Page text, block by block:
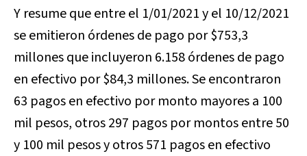
Y resume que entre el 1/01/2021 y el 10/12/2021
se emitieron órdenes de pago por $753,3
millones que incluyeron 6.158 órdenes de pago
en efectivo por $84,3 millones. Se encontraron
63 pagos en efectivo por monto mayores a 100
mil pesos, otros 297 pagos por montos entre 50
y 100 mil pesos y otros 571 pagos en efectivo